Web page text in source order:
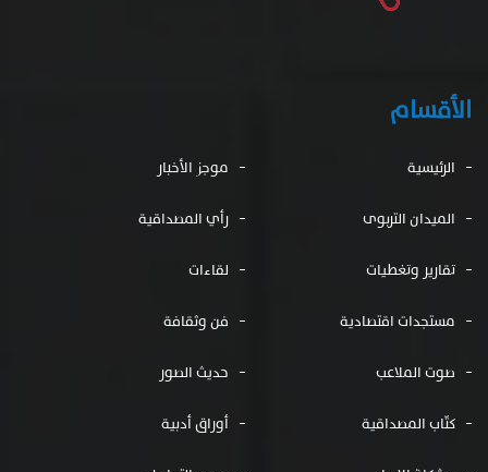
الأقسام
الرئيسية موجز الأخبار
الميدان التربوى رأي المصداقية
تقارير وتغطيات لقاءات
مستجدات اقتصادية فن وثقافة
صوت الملاعب حديث الصور
كتّاب المصداقية أوراق أدبية